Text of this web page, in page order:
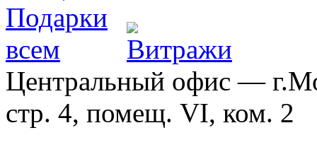
Центральный офис —
стр. 4, помещ. VI, ком. 2